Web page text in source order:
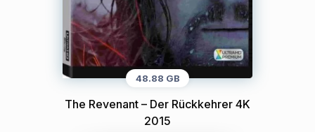
48.88 GB
The Revenant – Der Rückkehrer 4K
2015